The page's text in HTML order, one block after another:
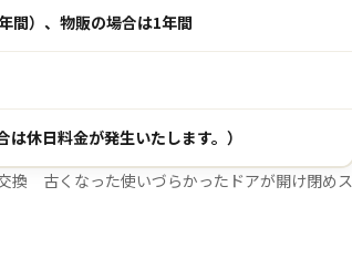
間）、物販の場合は1年間
休日料金が発生いたします。）
換 古くなった使いづらかったドアが開け閉めス